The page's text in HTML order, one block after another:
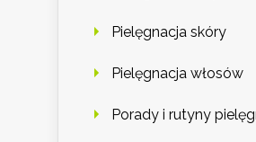
Pielęgnacja skóry
Pielęgnacja włosów
Porady i rutyny